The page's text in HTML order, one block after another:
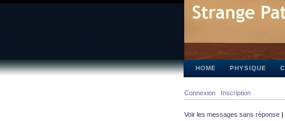
HOME PHYSIQUE
Connexion Inscription
Voir les messages sans réponse |